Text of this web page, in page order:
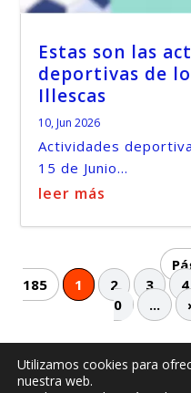
Estas son las
deportivas de
Illescas
10, Jun 2026
Actividades
15 de Junio...
leer más
185
1 2 3 4
0
...
© -
Utilizamos cookies para
nuestra web.